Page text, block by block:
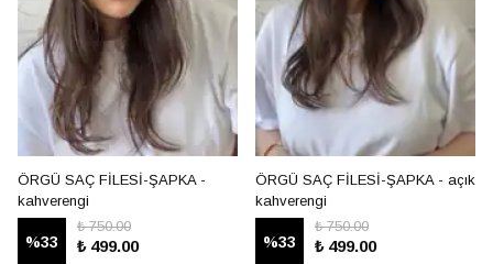
ÖRGÜ SAÇ FİLESİ-ŞAPKA -
kahverengi
%33
₺ 750.00
₺ 499.00
ÖRGÜ SAÇ FİLESİ-ŞAPKA - açık
kahverengi
%33
₺ 750.00
₺ 499.00